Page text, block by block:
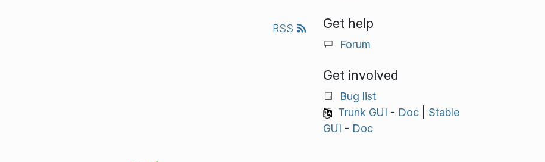
RSS Get help
Forum
Get involved
Bug list
Trunk GUI - Doc| Stable
GUI - Doc